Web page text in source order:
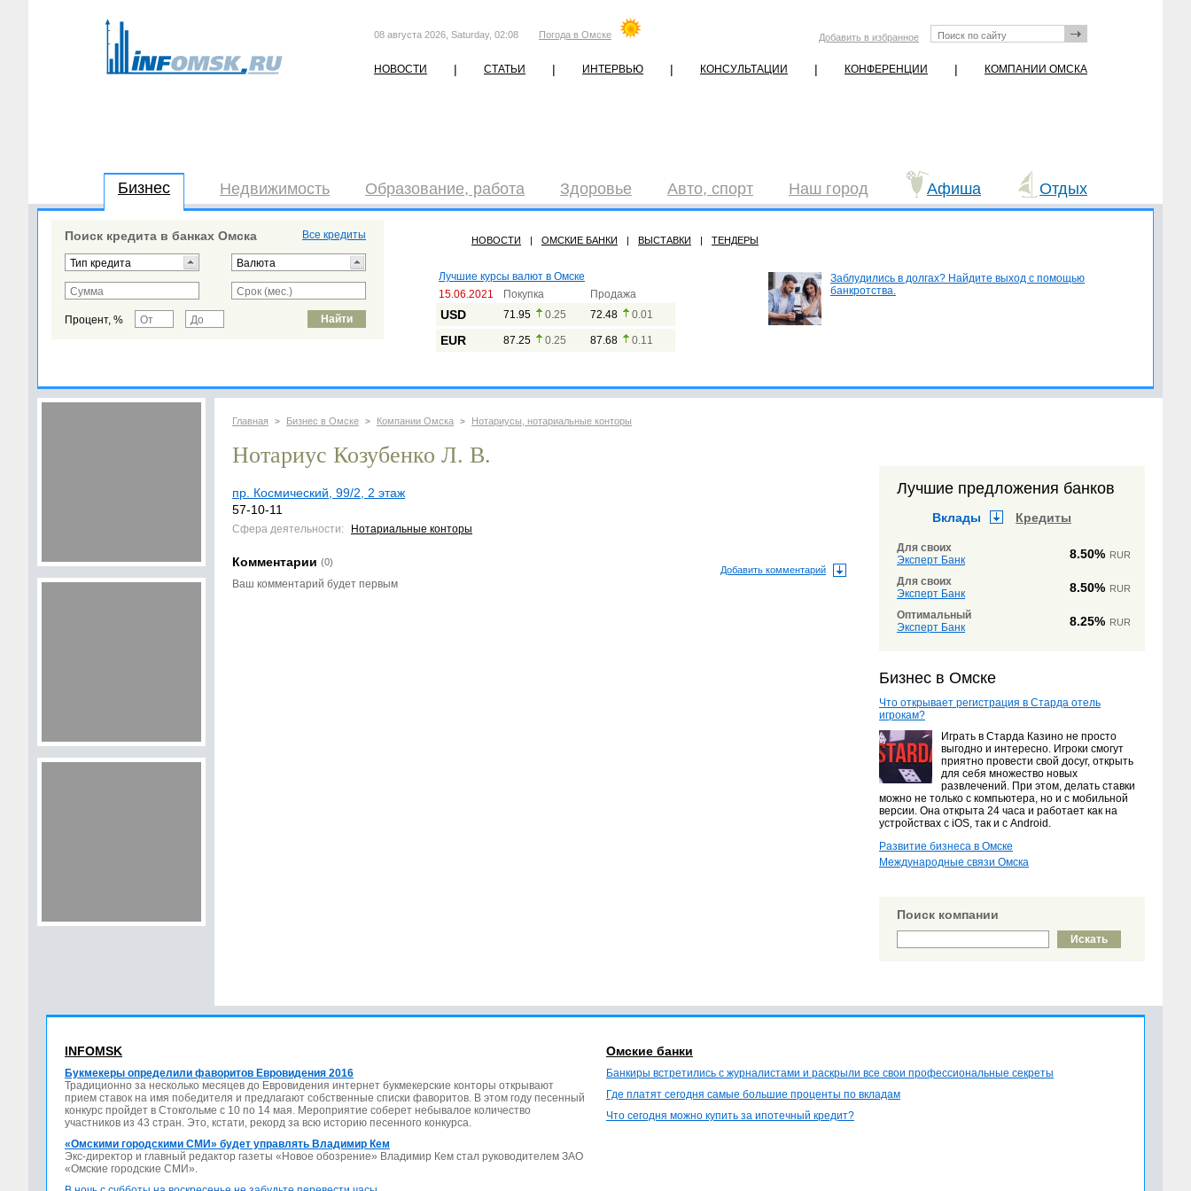
08 августа 2026, Saturday, 02:08 Погода в Омске Добавить в избранное
НОВОСТИ | СТАТЬИ | ИНТЕРВЬЮ | КОНСУЛЬТАЦИИ | КОНФЕРЕНЦИИ | КОМПАНИИ ОМСКА
Бизнес Недвижимость Образование, работа Здоровье Авто, спорт Наш город Афиша Отдых
Поиск кредита в банках Омска Все кредиты
Процент, %
НОВОСТИ | ОМСКИЕ БАНКИ | ВЫСТАВКИ | ТЕНДЕРЫ
Лучшие курсы валют в Омске
15.06.2021
Покупка Продажа
USD 71.95 0.25 72.48 0.01
EUR 87.25 0.25 87.68 0.11
Заблудились в долгах? Найдите выход с помощью
банкротства.
Главная > Бизнес в Омске > Компании Омска > Нотариусы, нотариальные конторы
Нотариус Козубенко Л. В.
пр. Космический, 99/2, 2 этаж
57-10-11
Сфера деятельности: Нотариальные конторы
Добавить комментарий
Комментарии (0)
Ваш комментарий будет первым
Лучшие предложения банков
Вклады Кредиты
Для своих
Эксперт Банк
8.50% RUR
Для своих
Эксперт Банк
8.50% RUR
Оптимальный
Эксперт Банк
8.25% RUR
Бизнес в Омске
Что открывает регистрация в Старда отель
игрокам?
Играть в Старда Казино не просто
выгодно и интересно. Игроки смогут
приятно провести свой досуг, открыть
для себя множество новых
развлечений. При этом, делать ставки
можно не только с компьютера, но и с мобильной
версии. Она открыта 24 часа и работает как на
устройствах с iOS, так и с Android.
Развитие бизнеса в Омске
Международные связи Омска
Поиск компании
INFOMSK
Букмекеры определили фаворитов Евровидения 2016
Традиционно за несколько месяцев до Евровидения интернет букмекерские конторы открывают
прием ставок на имя победителя и предлагают собственные списки фаворитов. В этом году песенный
конкурс пройдет в Стокгольме с 10 по 14 мая. Мероприятие соберет небывалое количество
участников из 43 стран. Это, кстати, рекорд за всю историю песенного конкурса.
«Омскими городскими СМИ» будет управлять Владимир Кем
Экс-директор и главный редактор газеты «Новое обозрение» Владимир Кем стал руководителем ЗАО
«Омские городские СМИ».
Омские банки
Банкиры встретились с журналистами и раскрыли все свои профессиональные секреты
Где платят сегодня самые большие проценты по вкладам
Что сегодня можно купить за ипотечный кредит?